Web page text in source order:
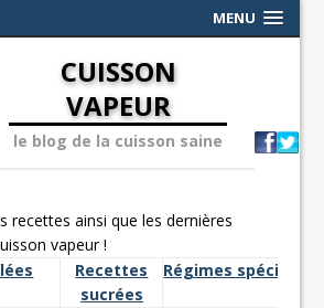
MENU
CUISSON
VAPEUR
le blog de la cuisson saine
recettes ainsi que les dernières
vapeur !
Recettes
sucrées
Régimes spéciaux